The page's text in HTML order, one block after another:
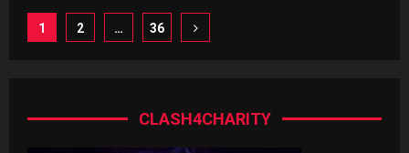
Seitennummerierung
1 2 … 36
CLASH4CHARITY